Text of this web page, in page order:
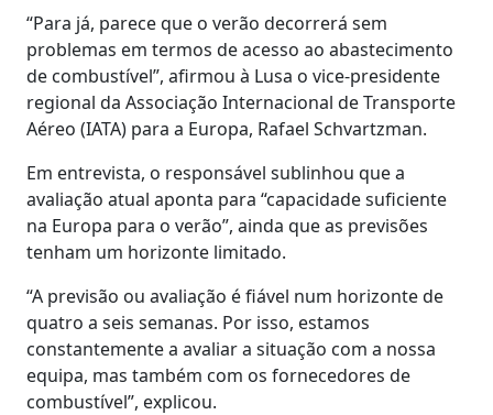
“Para já, parece que o verão decorrerá sem
problemas em termos de acesso ao abastecimento
de combustível”, afirmou à Lusa o vice-presidente
regional da Associação Internacional de Transporte
Aéreo (IATA) para a Europa, Rafael Schvartzman.
Em entrevista, o responsável sublinhou que a
avaliação atual aponta para “capacidade suficiente
na Europa para o verão”, ainda que as previsões
tenham um horizonte limitado.
“A previsão ou avaliação é fiável num horizonte de
quatro a seis semanas. Por isso, estamos
constantemente a avaliar a situação com a nossa
equipa, mas também com os fornecedores de
combustível”, explicou.